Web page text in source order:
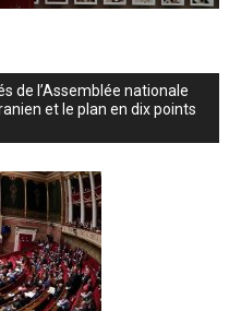
de l’Assemblée nationale
et le plan en dix points